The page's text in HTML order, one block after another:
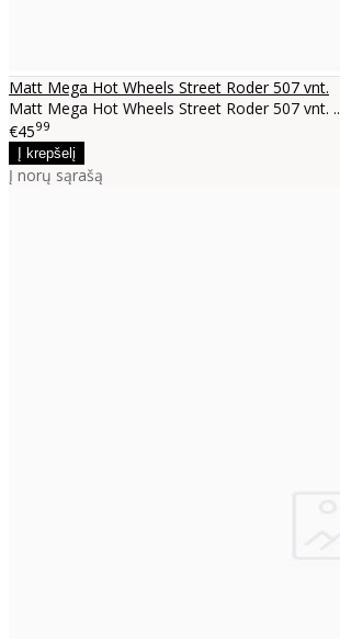
Matt Mega Hot Wheels Street Roder 507 vnt.
Matt Mega Hot Wheels Street Roder 507 vnt. ..
€4599
Į norų sąrašą